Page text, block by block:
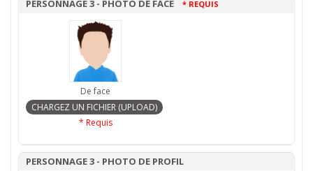
PERSONNAGE 3 - PHOTO DE FACE * REQUIS
De face
* Requis
PERSONNAGE 3 - PHOTO DE PROFIL